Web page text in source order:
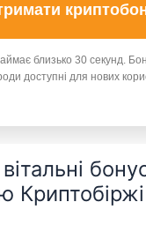
близько 30 секунд.
доступні для нових
Криптобіржі